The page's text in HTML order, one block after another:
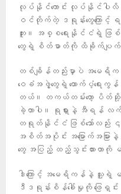
လုပ်နိုင်ကောင်း လုပ်နိုင်ပါလိ
ဝင်တိုက်တဲ့ ဒရုန်းတွေကြောင့်
ဘူး။ အစ္စရေးနိုင်ငံရဲ့ ဖြ
တွေရဲ့ စိတ်ဓာတ်ကို ထိခိုက်ပျက်စီ
တစ်ချိန်တည်းမှာပဲ အမေရိ
ဝေခံအဖွဲ့တွေရဲ့ ထောက်ပံ့ရေ
တယ်။ တကယ်တမ်းတော့
ခဲ့တာပါ။ ရုရှားနဲ့ အီရန် လ
တရုတ်နိုင်ငံ ဖြစ်သော်လည်း
အစိတ်အပိုင်း အမြောက်အမ
တွေ အပြည့် ထည့်သွင်းထားတာ
ဒါကြောင့် အမေရိကန်နဲ့ သူ့
ဒီဒရုန်းစိန်ခေါ်မှုကို ဖြေရှ